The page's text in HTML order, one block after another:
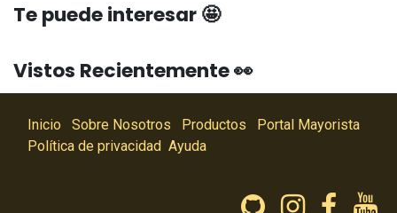
Te puede interesar 🤩
Vistos Recientemente 👀
Inicio Sobre Nosotros Productos
Portal Mayorista
Política de privacidad Ayuda